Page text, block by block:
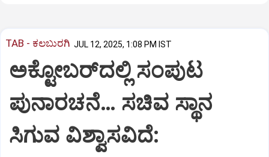
TAB - ಕಲಬುರಗಿ JUL 12, 2025, 1:08 PM IST
ಅಕ್ಟೋಬರ್‌ದಲ್ಲಿ ಸಂಪುಟ
ಪುನಾರಚನೆ… ಸಚಿವ ಸ್ಥಾನ
ಸಿಗುವ ವಿಶ್ವಾಸವಿದೆ: